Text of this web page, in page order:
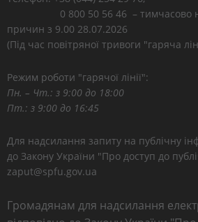
0 800 50 56 46 – тимчасово не
причин з 9.00 28.07.2026
(Під час повітряної тривоги "гаряча
Режим роботи "гарячої лінії":
Пн. – Чт.: з 9:00 до 18:00
Пт.: з 9:00 до 16:45
Для надсилання запиту на публічну
до Закону України "Про доступ до
zaput@spfu.gov.ua
Громадянам для надсилання